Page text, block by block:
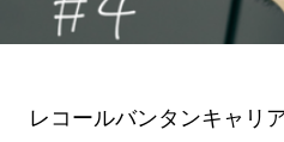
レコールバンタンキャリ